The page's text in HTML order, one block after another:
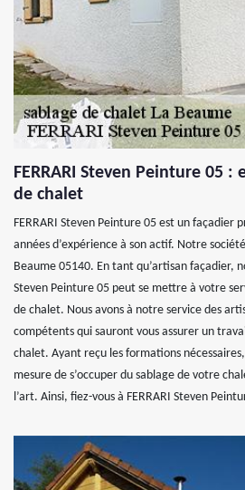
FERRARI Steven Peinture 05 :
de chalet
FERRARI Steven Peinture 05 est un façadier
années d’expérience à son actif. Notre
Beaume 05140. En tant qu’artisan façadier,
Steven Peinture 05 peut se mettre à votre
de chalet. Nous avons à notre service des
compétents qui sauront vous assurer un
chalet. Ayant reçu les formations
mesure de s’occuper du sablage de votre
l’art. Ainsi, fiez-vous à FERRARI Steven